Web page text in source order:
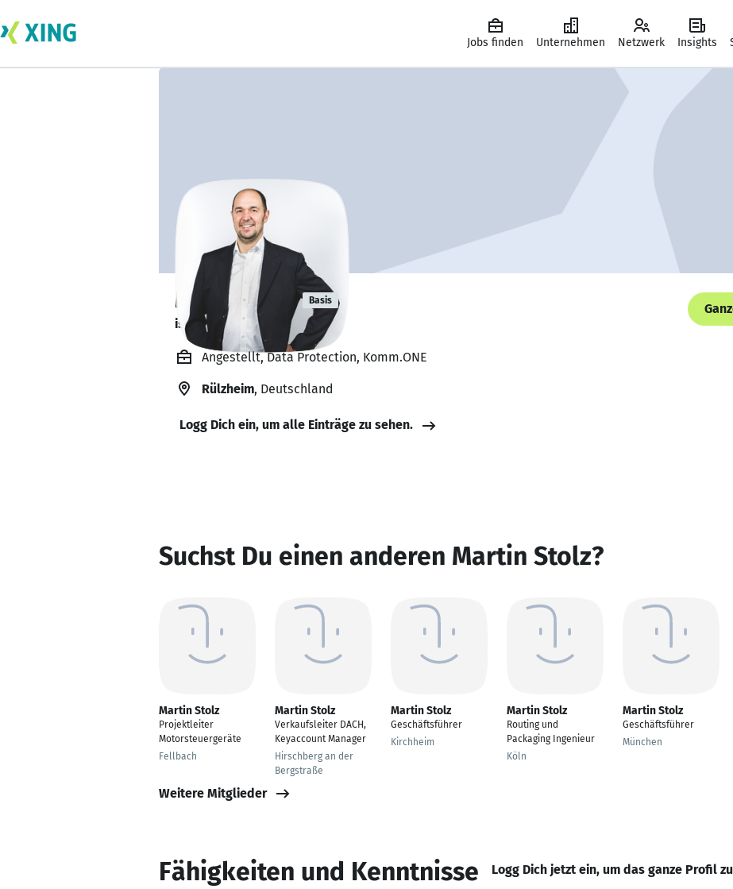
Jobs finden Unternehmen Netzwerk Insights
Martin Stolz Basis
ist verfügbar. ✅
Angestellt, Data Protection, Komm.ONE
Rülzheim, Deutschland
Logg Dich ein, um alle Einträge zu sehen.
Suchst Du einen anderen Martin Stolz?
Martin Stolz
Projektleiter
Motorsteuergeräte
Fellbach
Martin Stolz
Verkaufsleiter DACH,
Keyaccount Manager
Hirschberg an der
Bergstraße
Martin Stolz
Geschäftsführer
Kirchheim
Martin Stolz
Routing und
Packaging Ingenieur
Köln
Martin Stolz
Geschäftsführer
München
Weitere Mitglieder
Fähigkeiten und Kenntnisse Logg Dich jetzt ein, um das ganze Profil